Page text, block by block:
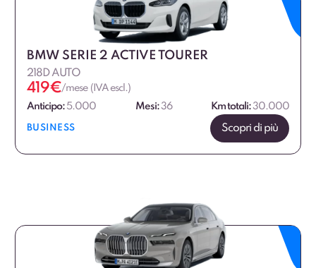
BMW SERIE 2 ACTIVE TOURER
218D AUTO
419€/mese (IVA escl.)
Anticipo:5.000 Mesi:36 Km totali:30.000
BUSINESS Scopri di più